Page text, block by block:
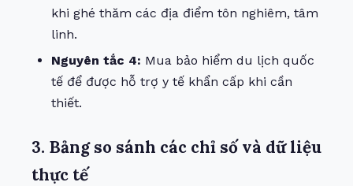
khi ghé thăm các địa điểm tôn nghiêm, tâm
linh.
Nguyên tắc 4: Mua bảo hiểm du lịch quốc
tế để được hỗ trợ y tế khẩn cấp khi cần
thiết.
3. Bảng so sánh các chỉ số và dữ liệu
thực tế